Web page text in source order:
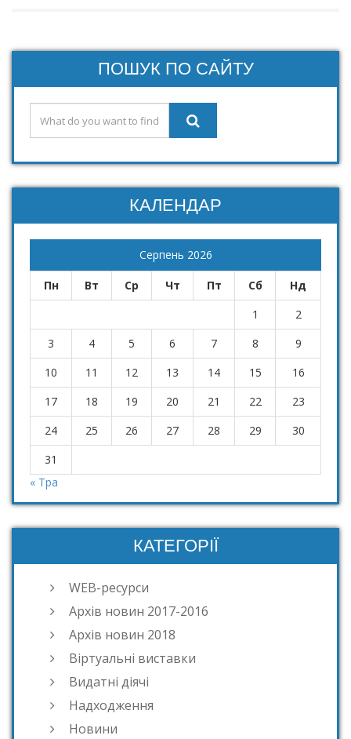
ПОШУК ПО САЙТУ
КАЛЕНДАР
Серпень 2026
Пн Вт Ср Чт Пт Сб
Нд
1
2
3
4 5 6 7 8
9
10
11 12 13 14 15
16
17
18 19 20 21 22
23
24
25 26 27 28 29
30
31
« Тра
КАТЕГОРІЇ
WEB-ресурси
Архів новин 2017-2016
Архів новин 2018
Віртуальні виставки
Видатні діячі
Надходження
Новини